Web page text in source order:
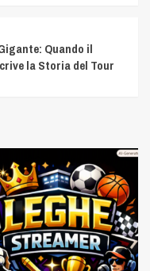
Quando il
la Storia del Tour